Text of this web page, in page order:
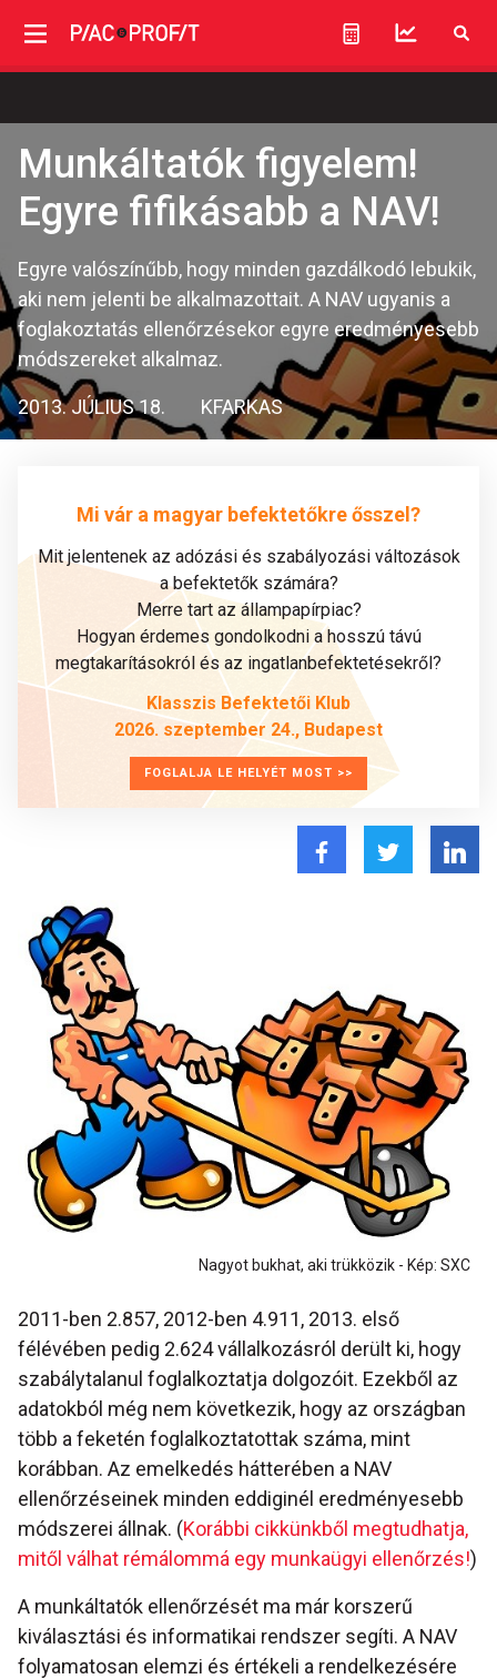
Munkáltatók figyelem!
Egyre fifikásabb a NAV!
Egyre valószínűbb, hogy minden gazdálkodó lebukik,
aki nem jelenti be alkalmazottait. A NAV ugyanis a
foglakoztatás ellenőrzésekor egyre eredményesebb
módszereket alkalmaz.
2013. JÚLIUS 18. KFARKAS
Mi vár a magyar befektetőkre ősszel?
Mit jelentenek az adózási és szabályozási változások
a befektetők számára?
Merre tart az állampapírpiac?
Hogyan érdemes gondolkodni a hosszú távú
megtakarításokról és az ingatlanbefektetésekről?
Klasszis Befektetői Klub
2026. szeptember 24., Budapest
FOGLALJA LE HELYÉT MOST >>
Nagyot bukhat, aki trükközik - Kép: SXC
2011-ben 2.857, 2012-ben 4.911, 2013. első
félévében pedig 2.624 vállalkozásról derült ki, hogy
szabálytalanul foglalkoztatja dolgozóit. Ezekből az
adatokból még nem következik, hogy az országban
több a feketén foglalkoztatottak száma, mint
korábban. Az emelkedés hátterében a NAV
ellenőrzéseinek minden eddiginél eredményesebb
módszerei állnak. (Korábbi cikkünkből megtudhatja,
mitől válhat rémálommá egy munkaügyi ellenőrzés!)
A munkáltatók ellenőrzését ma már korszerű
kiválasztási és informatikai rendszer segíti. A NAV
folyamatosan elemzi és értékeli a rendelkezésére